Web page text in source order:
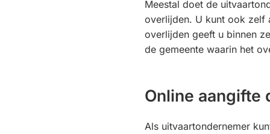
Meestal doet de
overlijden. U kunt ook zelf
overlijden geeft u binnen
de gemeente waarin het
Online aangifte
Als uitvaartondernemer